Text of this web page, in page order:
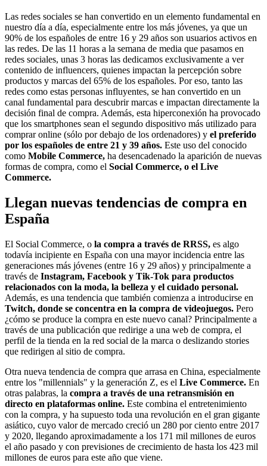
Las redes sociales se han convertido en un elemento fundamental en
nuestro día a día, especialmente entre los más jóvenes, ya que un
90% de los españoles de entre 16 y 29 años son usuarios activos en
las redes. De las 11 horas a la semana de media que pasamos en
redes sociales, unas 3 horas las dedicamos exclusivamente a ver
contenido de influencers, quienes impactan la percepción sobre
productos y marcas del 65% de los españoles. Por eso, tanto las
redes como estas personas influyentes, se han convertido en un
canal fundamental para descubrir marcas e impactan directamente la
decisión final de compra. Además, esta hiperconexión ha provocado
que los smartphones sean el segundo dispositivo más utilizado para
comprar online (sólo por debajo de los ordenadores) y el preferido
por los españoles de entre 21 y 39 años. Este uso del conocido
como Mobile Commerce, ha desencadenado la aparición de nuevas
formas de compra, como el Social Commerce, o el Live
Commerce.
Llegan nuevas tendencias de compra en
España
El Social Commerce, o la compra a través de RRSS, es algo
todavía incipiente en España con una mayor incidencia entre las
generaciones más jóvenes (entre 16 y 29 años) y principalmente a
través de Instagram, Facebook y Tik-Tok para productos
relacionados con la moda, la belleza y el cuidado personal.
Además, es una tendencia que también comienza a introducirse en
Twitch, donde se concentra en la compra de videojuegos. Pero
¿cómo se produce la compra en este nuevo canal? Principalmente a
través de una publicación que redirige a una web de compra, el
perfil de la tienda en la red social de la marca o deslizando stories
que redirigen al sitio de compra.
Otra nueva tendencia de compra que arrasa en China, especialmente
entre los "millennials" y la generación Z, es el Live Commerce. En
otras palabras, la compra a través de una retransmisión en
directo en plataformas online. Este combina el entretenimiento
con la compra, y ha supuesto toda una revolución en el gran gigante
asiático, cuyo valor de mercado creció un 280 por ciento entre 2017
y 2020, llegando aproximadamente a los 171 mil millones de euros
el año pasado y con previsiones de crecimiento de hasta los 423 mil
millones de euros para este año que viene.